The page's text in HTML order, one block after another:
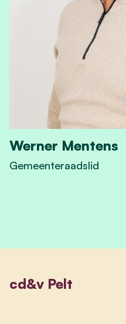
Werner Mentens
Gemeenteraadslid
cd&v Pelt